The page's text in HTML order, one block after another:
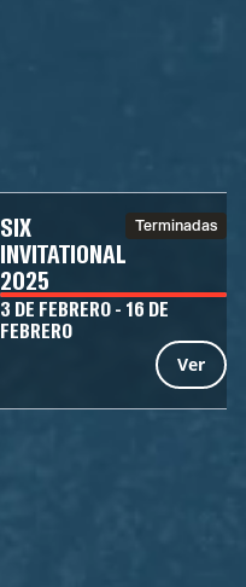
SIX
INVITATIONAL
2025
Terminadas
3 DE FEBRERO - 16 DE
FEBRERO
Ver